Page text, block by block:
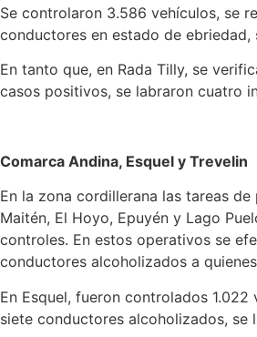
Se controlaron 3.586 vehículos, se
conductores en estado de
En tanto que, en Rada Tilly, se
casos positivos, se labraron cuatro
Comarca Andina, Esquel y Trevelin
En la zona cordillerana las tareas
Maitén, El Hoyo, Epuyén y Lago
controles. En estos operativos se
conductores alcoholizados a
En Esquel, fueron controlados
siete conductores alcoholizados,